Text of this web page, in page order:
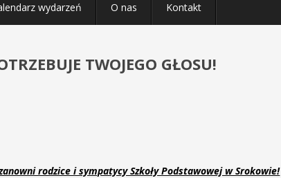
wydarzeń O nas Kontakt
TWOJEGO GŁOSU!
rodzice i sympatycy Szkoły Podstawowej w Srokowie!